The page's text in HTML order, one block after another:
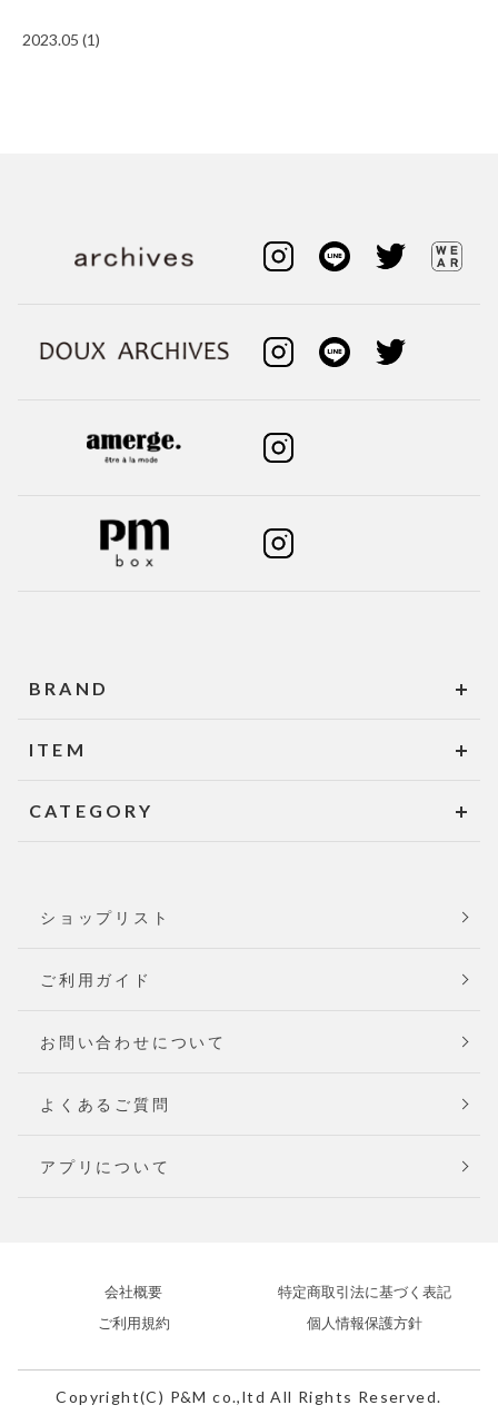
2023.05 (1)
BRAND
ITEM
CATEGORY
ショップリスト
ご利用ガイド
お問い合わせについて
よくあるご質問
アプリについて
会社概要
特定商取引法に基づく表記
ご利用規約
個人情報保護方針
Copyright(C) P&M co.,ltd All Rights Reserved.